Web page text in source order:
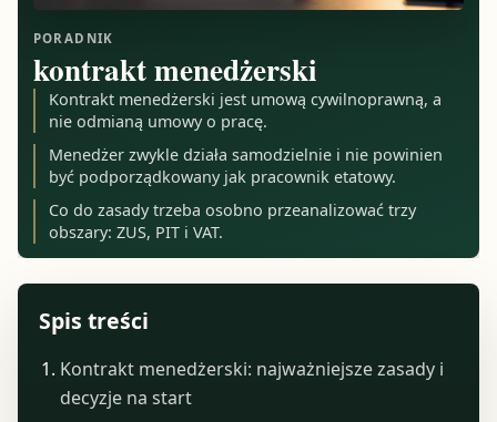
PORADNIK
kontrakt menedżerski
Kontrakt menedżerski jest umową cywilnoprawną, a
nie odmianą umowy o pracę.
Menedżer zwykle działa samodzielnie i nie powinien
być podporządkowany jak pracownik etatowy.
Co do zasady trzeba osobno przeanalizować trzy
obszary: ZUS, PIT i VAT.
Spis treści
Kontrakt menedżerski: najważniejsze zasady i
decyzje na start